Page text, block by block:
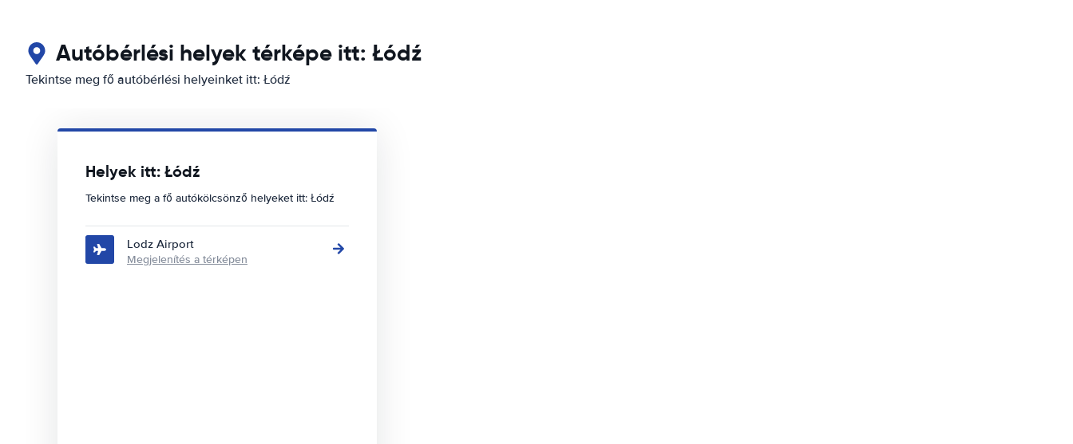
Autóbérlési helyek térképe itt: Łódź
Tekintse meg fő autóbérlési helyeinket itt: Łódź
Helyek itt: Łódź
Tekintse meg a fő autókölcsönző helyeket itt: Łódź
Lodz Airport
Megjelenítés a térképen